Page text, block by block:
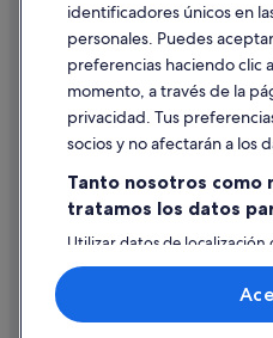
Ayuda
Cancelar un vuelo
Cancelar una reserva de hotel o de
Utilizar un cupón de Expedia
Documentos para viajes
identificadores únicos en
personales. Puedes
preferencias haciendo clic
momento, a través de la
privacidad. Tus
socios y no afectarán a los
Tanto nosotros como
tratamos los datos
Utilizar datos de
activamente las
identificación. Almacenar la
y/o acceder a ella.
medición de publicidad y